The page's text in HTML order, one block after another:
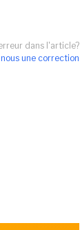
dans l'article?
une correction